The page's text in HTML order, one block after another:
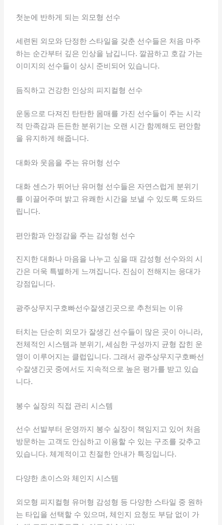
첫눈에 반하게 되는 외모형 선수
세련된 외모와 단정한 스타일을 갖춘 선수들은 처음 마주
하는 순간부터 깊은 인상을 남깁니다. 깔끔하고 호감 가는
이미지의 선수들이 상시 준비되어 있습니다.
듬직하고 건강한 인상의 피지컬형 선수
운동으로 다져진 탄탄한 몸매를 가진 선수들이 주는 시각
적 만족감과 든든한 분위기는 오랜 시간 함께해도 편안함
을 유지하게 해줍니다.
대화와 웃음을 주는 유머형 선수
대화 센스가 뛰어난 유머형 선수들은 자연스럽게 분위기
를 이끌어주며 밝고 유쾌한 시간을 보낼 수 있도록 도와드
립니다.
편안함과 안정감을 주는 감성형 선수
진지한 대화나 마음을 나누고 싶을 때 감성형 선수와의 시
간은 더욱 특별하게 느껴집니다. 진심이 전해지는 응대가
강점입니다.
광주상무지구호빠선수잘생긴곳으로 추천되는 이유
터치는 단순히 외모가 잘생긴 선수들이 많은 곳이 아니라,
전체적인 시스템과 분위기, 세심한 구성까지 균형 잡힌 운
영이 이루어지는 클럽입니다. 그래서 광주상무지구호빠선
수잘생긴곳 중에서도 지속적으로 높은 평가를 받고 있습
니다.
봉수 실장의 직접 관리 시스템
선수 선발부터 운영까지 봉수 실장이 책임지고 있어 처음
방문하는 고객도 안심하고 이용할 수 있는 구조를 갖추고
있습니다. 체계적이고 친절한 안내가 특징입니다.
다양한 초이스와 체인지 시스템
외모형 피지컬형 유머형 감성형 등 다양한 스타일 중 원하
는 타입을 선택할 수 있으며, 체인지 요청도 부담 없이 가